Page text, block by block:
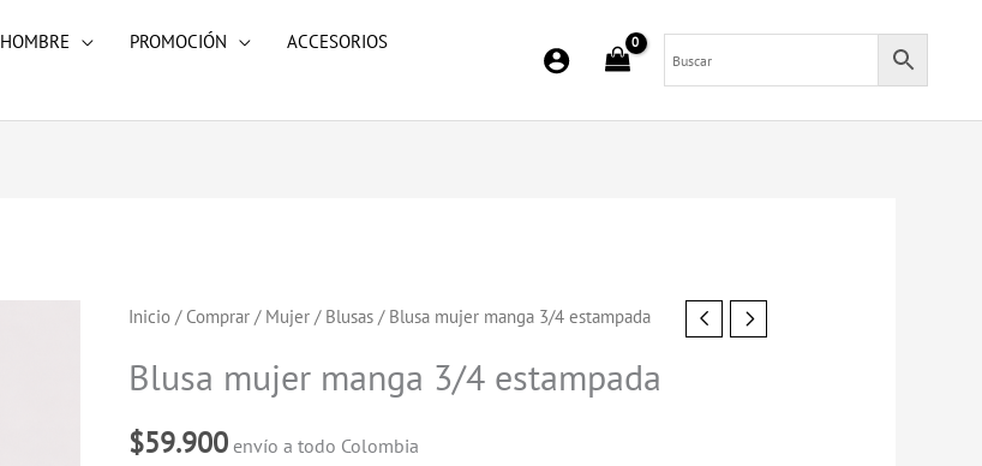
HOMBRE PROMOCIÓN
ACCESORIOS
Inicio/ Comprar/ Mujer/ Blusas/ Blusa mujer manga 3/4 estampada
Blusa mujer manga 3/4 estampada
$59.900 envío a todo Colombia
Blusa
manga
estampada